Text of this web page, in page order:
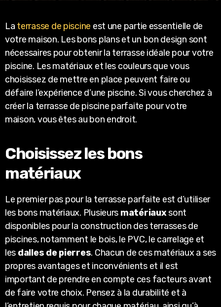
La terrasse de piscine est une partie essentielle de
votre maison. Les bons plans et un bon design sont
nécessaires pour obtenir la terrasse idéale pour votre
piscine. Les matériaux et les couleurs que vous
choisissez de mettre en place peuvent faire ou
défaire l’expérience d’une piscine. Si vous cherchez à
créer la terrasse de piscine parfaite pour votre
maison, vous êtes au bon endroit.
Choisissez les bons
matériaux
Le premier pas pour la terrasse parfaite est d’utiliser
les bons matériaux. Plusieurs matériauxsont
disponibles pour la construction des terrasses de
piscines, notamment le bois, le PVC, le carrelage et
les dalles de pierres. Chacun de ces matériaux a ses
propres avantages et inconvénients et il est
important de prendre en compte ces facteurs avant
de faire votre choix. Pensez à la durabilité et à